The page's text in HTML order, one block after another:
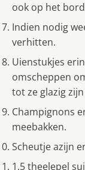
ook op het
Indien nodig
verhitten.
Uienstukjes
omscheppen
tot ze glazig
Champignons
meebakken.
Scheutje azijn
1,5 theelepel